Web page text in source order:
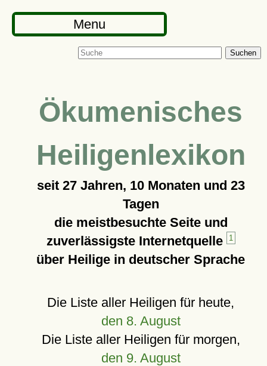
Menu
Suchen
Ökumenisches
Heiligenlexikon
seit 27 Jahren, 10 Monaten und 23
Tagen
die meistbesuchte Seite und
zuverlässigste Internetquelle
1
über Heilige in deutscher Sprache
Die Liste aller Heiligen für heute,
den 8. August
Die Liste aller Heiligen für morgen,
den 9. August